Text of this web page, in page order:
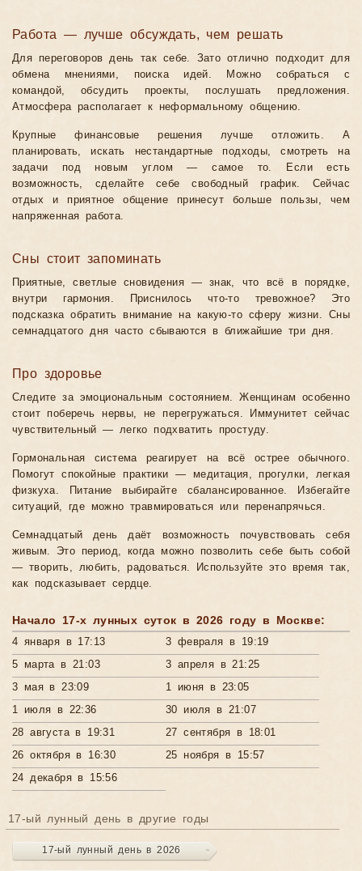
Работа — лучше обсуждать, чем решать
Для переговоров день так себе. Зато отлично подходит для
обмена мнениями, поиска идей. Можно собраться с
командой, обсудить проекты, послушать предложения.
Атмосфера располагает к неформальному общению.
Крупные финансовые решения лучше отложить. А
планировать, искать нестандартные подходы, смотреть на
задачи под новым углом — самое то. Если есть
возможность, сделайте себе свободный график. Сейчас
отдых и приятное общение принесут больше пользы, чем
напряженная работа.
Сны стоит запоминать
Приятные, светлые сновидения — знак, что всё в порядке,
внутри гармония. Приснилось что-то тревожное? Это
подсказка обратить внимание на какую-то сферу жизни. Сны
семнадцатого дня часто сбываются в ближайшие три дня.
Про здоровье
Следите за эмоциональным состоянием. Женщинам особенно
стоит поберечь нервы, не перегружаться. Иммунитет сейчас
чувствительный — легко подхватить простуду.
Гормональная система реагирует на всё острее обычного.
Помогут спокойные практики — медитация, прогулки, легкая
физкуха. Питание выбирайте сбалансированное. Избегайте
ситуаций, где можно травмироваться или перенапрячься.
Семнадцатый день даёт возможность почувствовать себя
живым. Это период, когда можно позволить себе быть собой
— творить, любить, радоваться. Используйте это время так,
как подсказывает сердце.
Начало 17-х лунных суток в 2026 году в Москве:
4 января в 17:13
3 февраля в 19:19
5 марта в 21:03
3 апреля в 21:25
3 мая в 23:09
1 июня в 23:05
1 июля в 22:36
30 июля в 21:07
28 августа в 19:31
27 сентября в 18:01
26 октября в 16:30
25 ноября в 15:57
24 декабря в 15:56
17-ый лунный день в другие годы
17-ый лунный день в 2026